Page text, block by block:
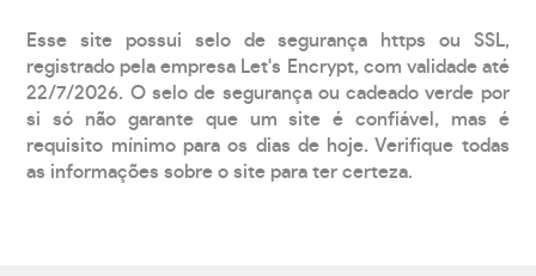
Esse site possui selo de segurança https ou SSL,
registrado pela empresa Let's Encrypt, com validade até
22/7/2026. O selo de segurança ou cadeado verde por
si só não garante que um site é confiável, mas é
requisito mínimo para os dias de hoje. Verifique todas
as informações sobre o site para ter certeza.